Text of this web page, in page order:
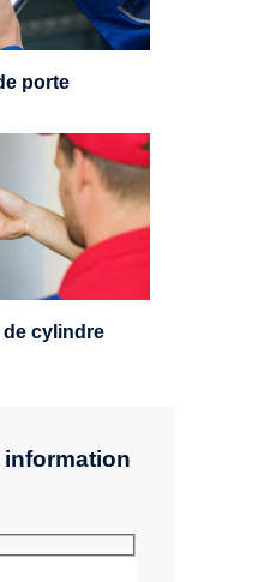
porte
mesure de
un cylindre
ou à 3
ou encore
de cylindre